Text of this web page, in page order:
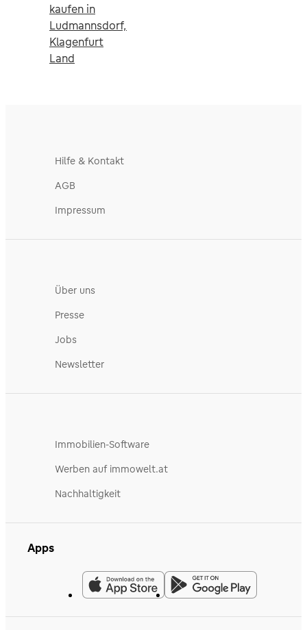
kaufen in
Ludmannsdorf,
Klagenfurt
Land
Hilfe & Kontakt
AGB
Impressum
Über uns
Presse
Jobs
Newsletter
Immobilien-Software
Werben auf immowelt.at
Nachhaltigkeit
Apps